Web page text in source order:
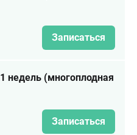
Записаться
недель (многоплодная
Записаться